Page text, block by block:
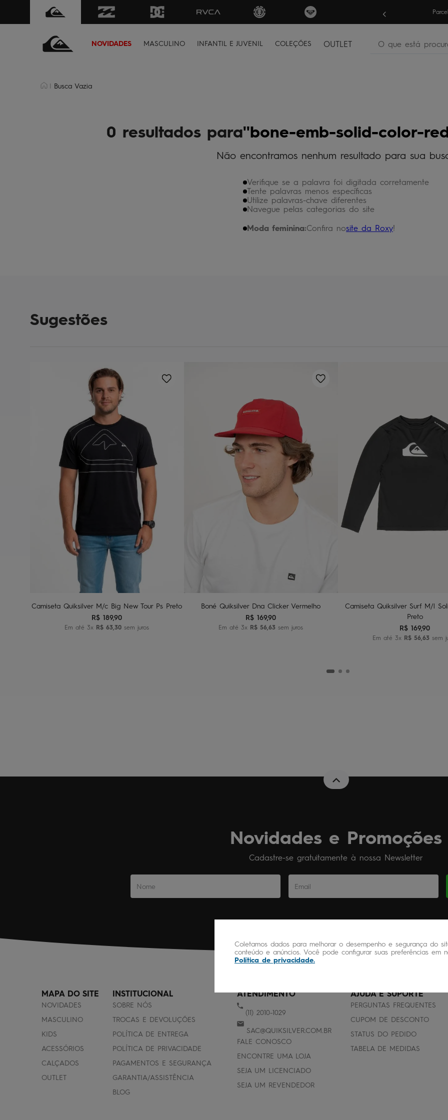
de R$499 | Consulte as Regras Sua primeira vez aqui? Garanta 10% OFF em sua 1ª compra
NOVIDADES MASCULINO INFANTIL E JUVENIL COLEÇÕES OUTLET
O que está
Coletamos dados para melhorar o desempenho e segurança do
conteúdo e anúncios. Você pode configurar suas preferências em
Política de privacidade.
Busca Vazia
0 resultados para bone-emb-solid-color-
Não encontramos nenhum resultado para sua
Verifique se a palavra foi digitada corretamente
Tente palavras menos específicas
Utilize palavras-chave diferentes
Navegue pelas categorias do site
Moda feminina:Confira nosite da Roxy!
Sugestões
G2 G3
Adicionar ao carrinho
Camiseta Quiksilver M/c Big New Tour Ps Preto
R$ 189,90
Em até3x R$ 63,30 sem juros
Adicionar ao carrinho
Boné Quiksilver Dna Clicker Vermelho
R$ 169,90
Em até3x R$ 56,63 sem juros
Camiseta Quiksilver Surf M/l
Preto
R$ 169,90
Em até3x R$ 56,63 sem
Novidades e Promoções
Cadastre-se gratuitamente à nossa Newsletter
MAPA DO SITE
NOVIDADES
MASCULINO
KIDS
ACESSÓRIOS
CALÇADOS
OUTLET
INSTITUCIONAL
SOBRE NÓS
TROCAS E DEVOLUÇÕES
POLÍTICA DE ENTREGA
POLÍTICA DE PRIVACIDADE
PAGAMENTOS E SEGURANÇA
GARANTIA/ASSISTÊNCIA
BLOG
ATENDIMENTO
(11) 2010-1029
SAC@QUIKSILVER.COM.BR
FALE CONOSCO
ENCONTRE UMA LOJA
SEJA UM LICENCIADO
SEJA UM REVENDEDOR
AJUDA E SUPORTE
PERGUNTAS FREQUENTES
CUPOM DE DESCONTO
STATUS DO PEDIDO
TABELA DE MEDIDAS
4 regata
5º óculos
7º bermuda
8º boardshort
9º chinelo